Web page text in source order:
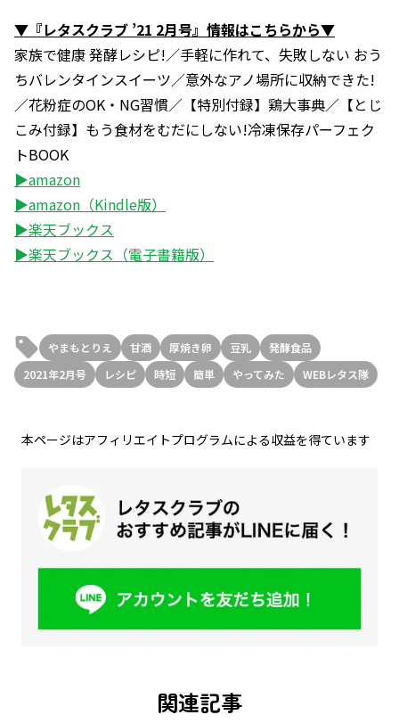
▼『レタスクラブ ’21 2月号』情報はこちらから▼
家族で健康 発酵レシピ!／手軽に作れて、失敗しない おう
ちバレンタインスイーツ／意外なアノ場所に収納できた!
／花粉症のOK・NG習慣／【特別付録】鶏大事典／【とじ
こみ付録】もう食材をむだにしない!冷凍保存パーフェク
トBOOK
▶amazon
▶amazon（Kindle版）
▶楽天ブックス
▶楽天ブックス（電子書籍版）
やまもとりえ 甘酒 厚焼き卵 豆乳
発酵食品
2021年2月号
レシピ 時短 簡単 やってみた WEBレタス隊
本ページはアフィリエイトプログラムによる収益を得ています
関連記事